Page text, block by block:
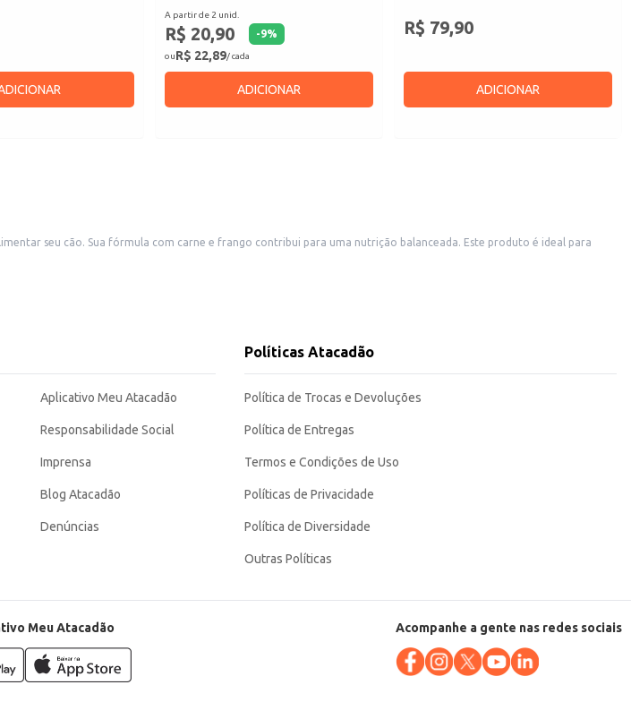
A partir de 2 unid.
R$ 20,90 -9%
ouR$ 22,89/ cada
ADICIONAR
R$ 79,90
ADICIONAR
Este produto é ideal para
Aplicativo Meu Atacadão
Responsabilidade Social
Imprensa
Blog Atacadão
Denúncias
Políticas Atacadão
Política de Trocas e Devoluções
Política de Entregas
Termos e Condições de Uso
Políticas de Privacidade
Política de Diversidade
Outras Políticas
Meu Atacadão Acompanhe a gente nas redes sociais